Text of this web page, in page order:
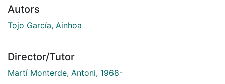
Autors
Tojo García, Ainhoa
Director/Tutor
Martí Monterde, Antoni, 1968-